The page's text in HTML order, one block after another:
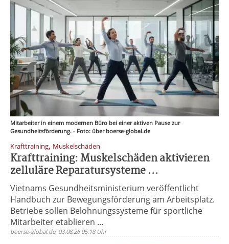
Mitarbeiter in einem modernen Büro bei einer aktiven Pause zur
Gesundheitsförderung. - Foto: über boerse-global.de
Krafttraining, Muskelschäden
Krafttraining: Muskelschäden aktivieren
zelluläre Reparatursysteme ...
Vietnams Gesundheitsministerium veröffentlicht
Handbuch zur Bewegungsförderung am Arbeitsplatz.
Betriebe sollen Belohnungssysteme für sportliche
Mitarbeiter etablieren ...
boerse-global.de, 03.08.26 05:18 Uhr